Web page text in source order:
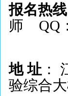
报名热线
师 QQ ：
地 址 ：
验综合